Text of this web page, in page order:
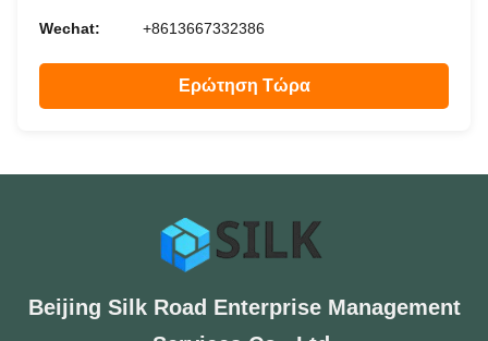
Wechat: +8613667332386
Ερώτηση Τώρα
Beijing Silk Road Enterprise Management